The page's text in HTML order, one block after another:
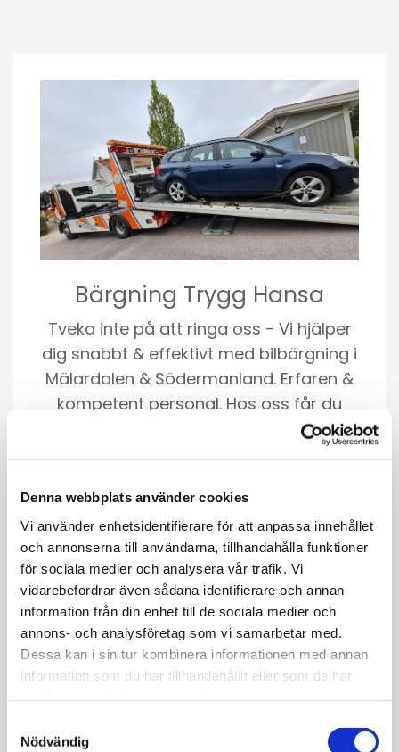
Denna webbplats använder cookies
Vi använder enhetsidentifierare för att anpassa innehållet
och annonserna till användarna, tillhandahålla funktioner
för sociala medier och analysera vår trafik. Vi
vidarebefordrar även sådana identifierare och annan
information från din enhet till de sociala medier och
annons- och analysföretag som vi samarbetar med.
Dessa kan i sin tur kombinera informationen med annan
information som du har tillhandahållit eller som de har
Nödvändig
Bärgning Trygg Hansa
Tveka inte på att ringa oss - Vi hjälper
dig snabbt & effektivt med bilbärgning i
Mälardalen & Södermanland. Erfaren &
kompetent personal. Hos oss får du
alltid ett bra & fast pris för bilbärgning.
Snabbt på plats. Kunnig personal.
LÄS MER